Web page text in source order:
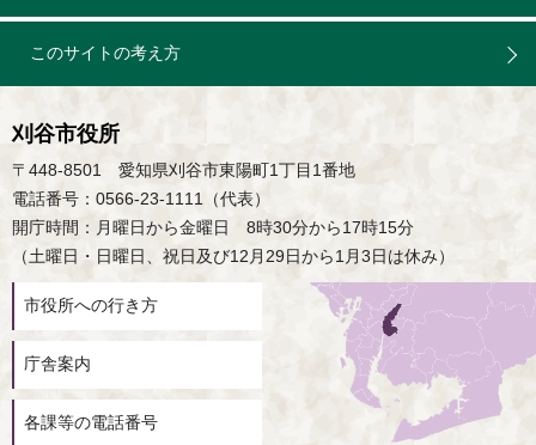
このサイトの考え方
刈谷市役所
〒448-8501 愛知県刈谷市東陽町1丁目1番地
電話番号：0566-23-1111（代表）
開庁時間：月曜日から金曜日 8時30分から17時15分
（土曜日・日曜日、祝日及び12月29日から1月3日は休み）
市役所への行き方
庁舎案内
各課等の電話番号